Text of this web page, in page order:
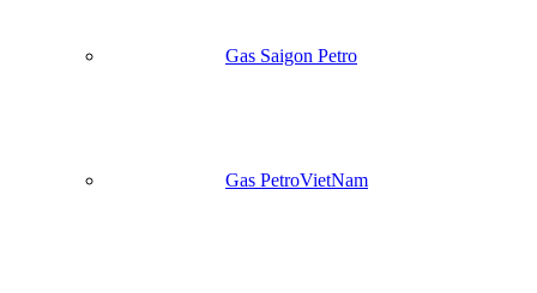
Gas Saigon Petro
Gas PetroVietNam